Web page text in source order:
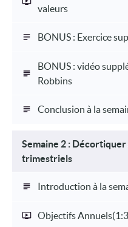
valeurs
BONUS : Exercice
BONUS : vidéo
Robbins
Conclusion à la
Semaine 2 :
trimestriels
Introduction à la
Objectifs Annuels